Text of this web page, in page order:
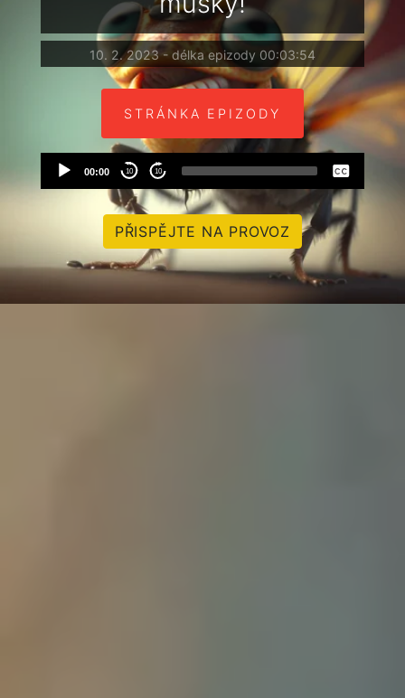
10. 2. 2023 - délka epizody 00:03:54
STRÁNKA EPIZODY
Audio
Player
00:00 10 10
None
Czech
PŘISPĚJTE NA PROVOZ